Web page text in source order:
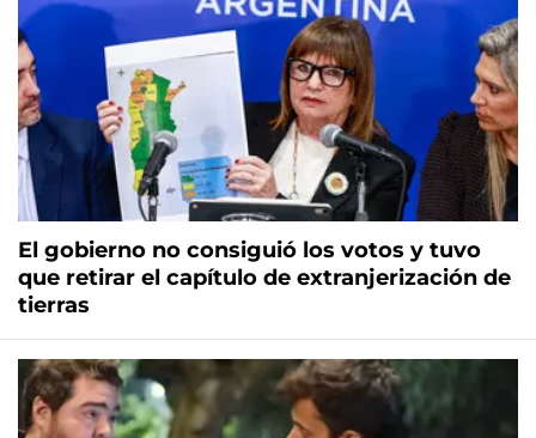
El gobierno no consiguió los votos y tuvo
que retirar el capítulo de extranjerización de
tierras